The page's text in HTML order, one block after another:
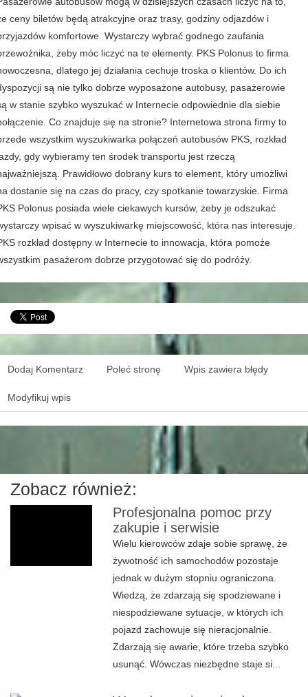
ceny biletów będą atrakcyjne oraz trasy, godziny odjazdów i
komfortowe. Wystarczy wybrać godnego zaufania
żeby móc liczyć na te elementy. PKS Polonus to firma
dlatego jej działania cechuje troska o klientów. Do ich
są nie tylko dobrze wyposażone autobusy, pasażerowie
w stanie szybko wyszukać w Internecie odpowiednie dla siebie
Co znajduje się na stronie? Internetowa strona firmy to
wszystkim wyszukiwarka połączeń autobusów PKS, rozkład
gdy wybieramy ten środek transportu jest rzeczą
Prawidłowo dobrany kurs to element, który umożliwi
dostanie się na czas do pracy, czy spotkanie towarzyskie. Firma
Polonus posiada wiele ciekawych kursów, żeby je odszukać
wpisać w wyszukiwarkę miejscowość, która nas interesuje.
rozkład dostępny w Internecie to innowacja, która pomoże
pasażerom dobrze przygotować się do podróży.
Dodaj Komentarz Poleć stronę Wpis zawiera błędy
Modyfikuj wpis
Zobacz również:
Profesjonalna pomoc przy
zakupie i serwisie
Wielu kierowców zdaje sobie sprawę, że
żywotność ich samochodów pozostaje
jednak w dużym stopniu ograniczona.
Wiedzą, że zdarzają się spodziewane i
niespodziewane sytuacje, w których ich
pojazd zachowuje się nieracjonalnie.
Zdarzają się awarie, które trzeba szybko
usunąć. Wówczas niezbędne staje si...